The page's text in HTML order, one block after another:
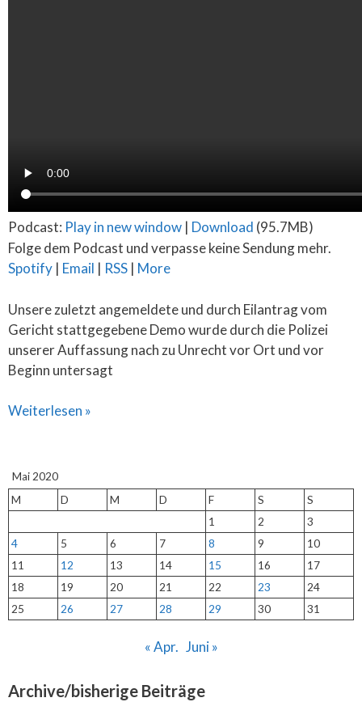
Podcast: Play in new window | Download (95.7MB)
Folge dem Podcast und verpasse keine Sendung mehr.
Spotify | Email | RSS | More
Unsere zuletzt angemeldete und durch Eilantrag vom
Gericht stattgegebene Demo wurde durch die Polizei
unserer Auffassung nach zu Unrecht vor Ort und vor
Beginn untersagt
Weiterlesen »
Mai 2020
M
D M D F S
S
1
2
3
4
5 6 7 8 9
10
11
12 13 14 15 16
17
18
19 20 21 22 23
24
25
26 27 28 29 30 31
« Apr. Juni »
Archive/bisherige Beiträge